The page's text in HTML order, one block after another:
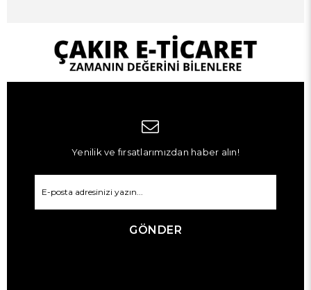
Yenilik ve fırsatlarımızdan haber alın!
GÖNDER